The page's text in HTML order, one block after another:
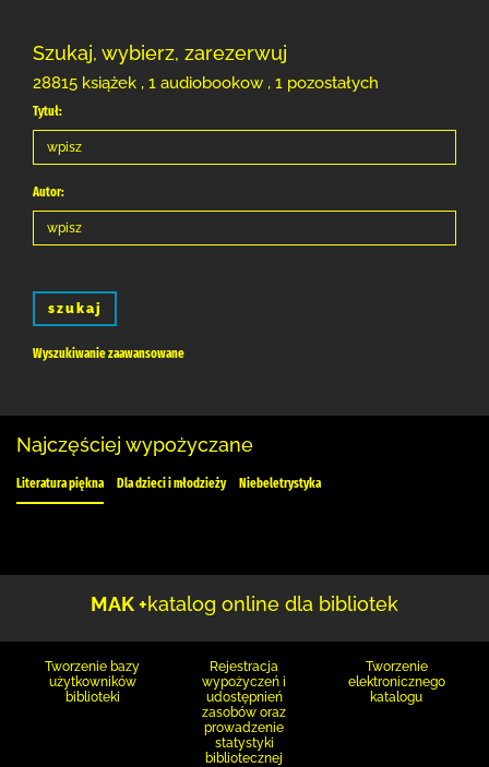
Szukaj, wybierz, zarezerwuj
28815 książek , 1 audiobookow , 1 pozostałych
Tytuł:
Autor:
szukaj
Wyszukiwanie zaawansowane
Najczęściej wypożyczane
Literatura piękna Dla dzieci i młodzieży Niebeletrystyka
MAK +katalog online dla bibliotek
Tworzenie bazy
użytkowników
biblioteki
Rejestracja
wypożyczeń i
udostępnień
zasobów oraz
prowadzenie
statystyki
bibliotecznej
Tworzenie
elektronicznego
katalogu